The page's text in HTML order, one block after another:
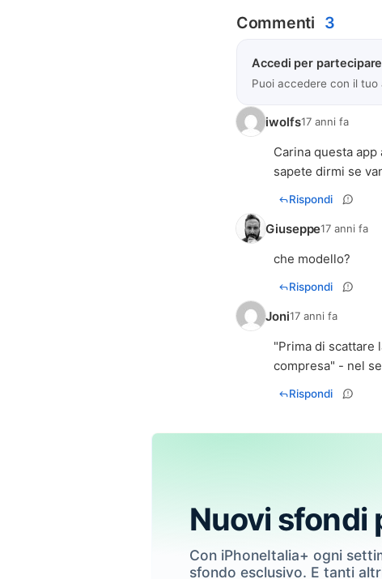
Commenti 3
Accedi per
Puoi accedere con il
iwolfs17 anni fa
Carina questa
sapete dirmi se
Rispondi
Giuseppe17 anni fa
che modello?
Rispondi
Joni17 anni fa
"Prima di scattare
compresa" - nel
Rispondi
Nuovi sfondi
Con iPhoneItalia+ ogni
sfondo esclusivo. E tanti